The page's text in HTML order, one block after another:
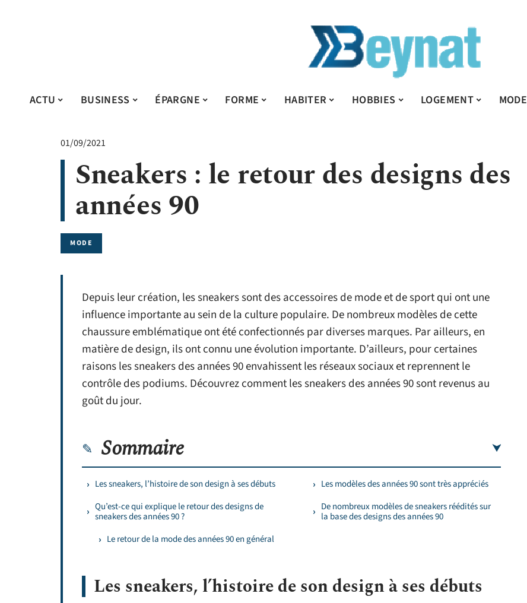
ACTU BUSINESS ÉPARGNE FORME HABITER HOBBIES LOGEMENT MODE
01/09/2021
Sneakers : le retour des designs des
années 90
MODE
Depuis leur création, les sneakers sont des accessoires de mode et de sport qui ont une
influence importante au sein de la culture populaire. De nombreux modèles de cette
chaussure emblématique ont été confectionnés par diverses marques. Par ailleurs, en
matière de design, ils ont connu une évolution importante. D’ailleurs, pour certaines
raisons les sneakers des années 90 envahissent les réseaux sociaux et reprennent le
contrôle des podiums. Découvrez comment les sneakers des années 90 sont revenus au
goût du jour.
Sommaire
Les sneakers, l’histoire de son design à ses débuts
Qu’est-ce qui explique le retour des designs de
sneakers des années 90 ?
Le retour de la mode des années 90 en général
Les modèles des années 90 sont très appréciés
De nombreux modèles de sneakers réédités sur
la base des designs des années 90
Les sneakers, l’histoire de son design à ses débuts